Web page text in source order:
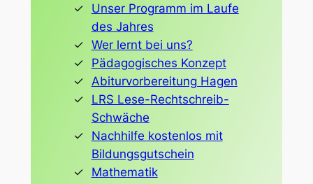
Unser Programm im Laufe
des Jahres
Wer lernt bei uns?
Pädagogisches Konzept
Abiturvorbereitung Hagen
LRS Lese-Rechtschreib-
Schwäche
Nachhilfe kostenlos mit
Bildungsgutschein
Mathematik